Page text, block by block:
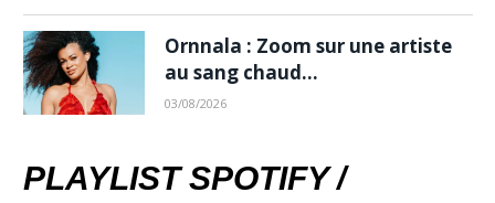
Ornnala : Zoom sur une artiste
au sang chaud…
03/08/2026
PLAYLIST SPOTIFY /